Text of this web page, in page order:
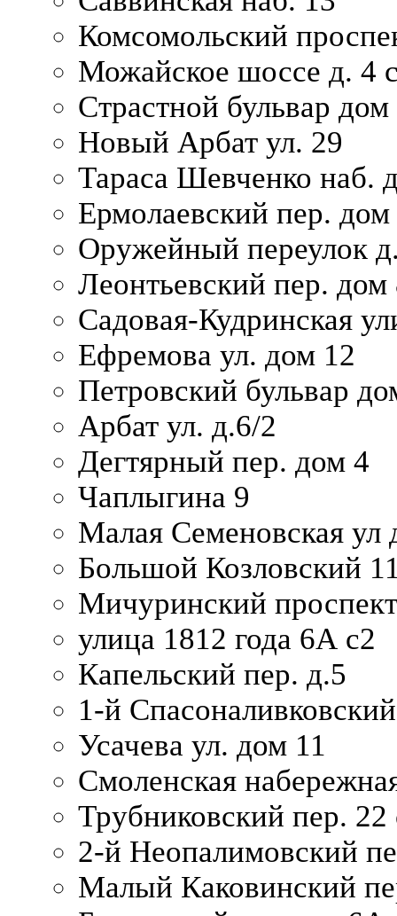
Комсомольский
Можайское шоссе д. 4
Страстной бульвар дом
Новый Арбат ул. 29
Тараса Шевченко наб.
Ермолаевский пер. дом
Оружейный переулок
Леонтьевский пер. дом
Садовая-Кудринская
Ефремова ул. дом 12
Петровский бульвар
Арбат ул. д.6/2
Дегтярный пер. дом 4
Чаплыгина 9
Малая Семеновская ул
Большой Козловский
Мичуринский
улица 1812 года 6А с2
Капельский пер. д.5
1-й
Усачева ул. дом 11
Смоленская
Трубниковский пер. 22
2-й Неопалимовский
Малый Каковинский